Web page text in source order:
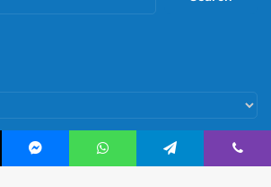
Messenger WhatsApp Telegram Viber